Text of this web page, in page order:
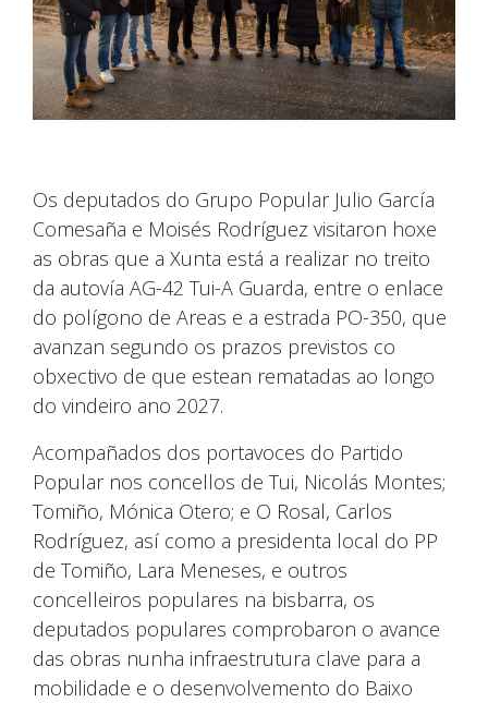
Os deputados do Grupo Popular Julio García
Comesaña e Moisés Rodríguez visitaron hoxe
as obras que a Xunta está a realizar no treito
da autovía AG-42 Tui-A Guarda, entre o enlace
do polígono de Areas e a estrada PO-350, que
avanzan segundo os prazos previstos co
obxectivo de que estean rematadas ao longo
do vindeiro ano 2027.
Acompañados dos portavoces do Partido
Popular nos concellos de Tui, Nicolás Montes;
Tomiño, Mónica Otero; e O Rosal, Carlos
Rodríguez, así como a presidenta local do PP
de Tomiño, Lara Meneses, e outros
concelleiros populares na bisbarra, os
deputados populares comprobaron o avance
das obras nunha infraestrutura clave para a
mobilidade e o desenvolvemento do Baixo